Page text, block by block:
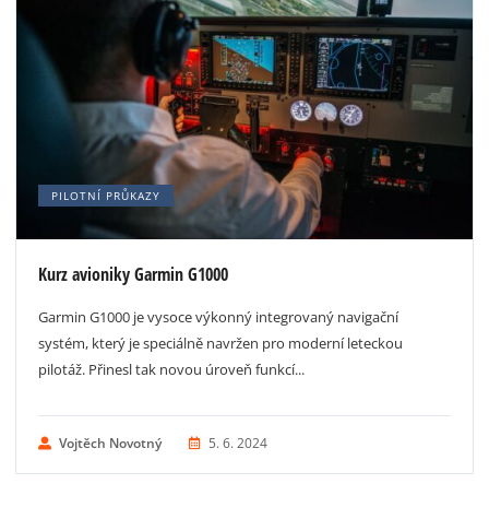
PILOTNÍ PRŮKAZY
Kurz avioniky Garmin G1000
Garmin G1000 je vysoce výkonný integrovaný navigační
systém, který je speciálně navržen pro moderní leteckou
pilotáž. Přinesl tak novou úroveň funkcí...
Vojtěch Novotný 5. 6. 2024